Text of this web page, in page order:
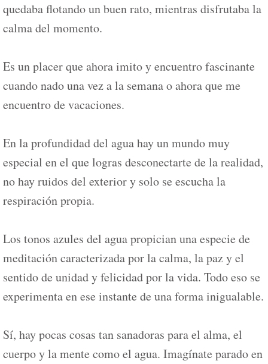
quedaba flotando un buen rato, mientras disfrutaba la
calma del momento.
Es un placer que ahora imito y encuentro fascinante
cuando nado una vez a la semana o ahora que me
encuentro de vacaciones.
En la profundidad del agua hay un mundo muy
especial en el que logras desconectarte de la realidad,
no hay ruidos del exterior y solo se escucha la
respiración propia.
Los tonos azules del agua propician una especie de
meditación caracterizada por la calma, la paz y el
sentido de unidad y felicidad por la vida. Todo eso se
experimenta en ese instante de una forma inigualable.
Sí, hay pocas cosas tan sanadoras para el alma, el
cuerpo y la mente como el agua. Imagínate parado en